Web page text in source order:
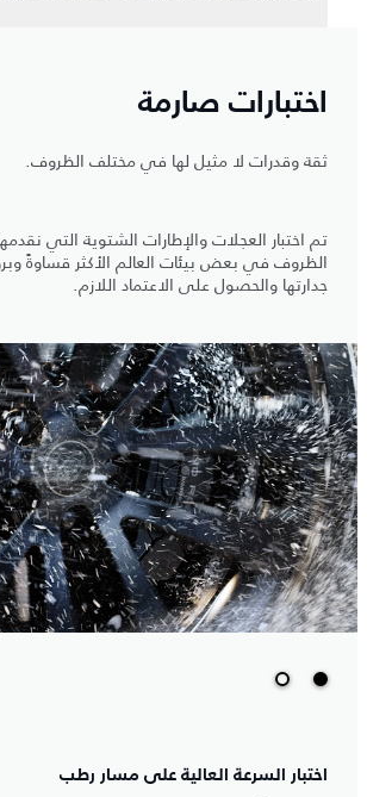
اختبارات صارمة
ثقة وقدرات لا مثيل لها في مختلف الظروف.
تم اختبار العجلات والإطارات الشتوية التي
الظروف في بعض بيئات العالم الأكثر قساوةً
جدارتها والحصول على الاعتماد اللازم.
اختبار السرعة العالية على مسار رطب